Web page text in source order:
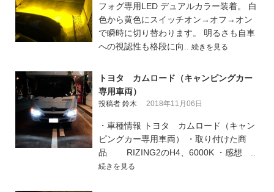
フォグ専用LED デュアルカラー装着。 白
色から黄色にスイッチオン→オフ→オン
で瞬時に切り替わります。 明るさも自車
への視認性も格段に向.. 続きを見る
トヨタ カムロード（キャンピングカー
専用車両）
投稿者 鈴木 2018年11月06日
・車種情報 トヨタ カムロード（キャン
ピングカー専用車両） ・取り付けた商
品 RIZING2のH4、6000K ・感想 ..
続きを見る